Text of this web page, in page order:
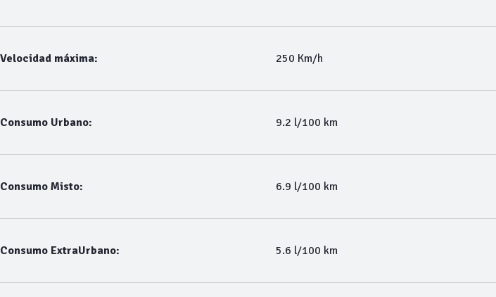
Velocidad máxima: 250 Km/h
Consumo Urbano: 9.2 l/100 km
Consumo Misto: 6.9 l/100 km
Consumo ExtraUrbano: 5.6 l/100 km